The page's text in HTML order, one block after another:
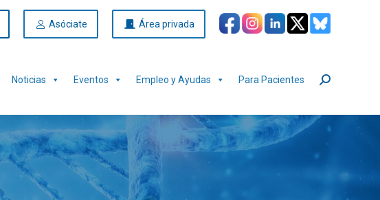
Asóciate Área privada
Noticias Eventos Empleo y Ayudas Para Pacientes Buscar: